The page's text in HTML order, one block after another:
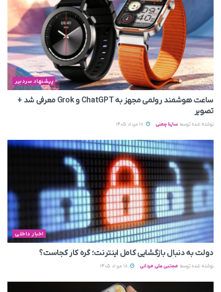
پیشنهاد سردبیر
ساعت هوشمند رولمی مجهز به ChatGPT و Grok معرفی شد +
تصویر
نوشته شده توسط ساینا چمنی
اخبار داخلی
دولت به دنبال بازگشایی کامل اینترنت؛ گره کار کجاست؟
نوشته شده توسط مجتبی علی مردانی